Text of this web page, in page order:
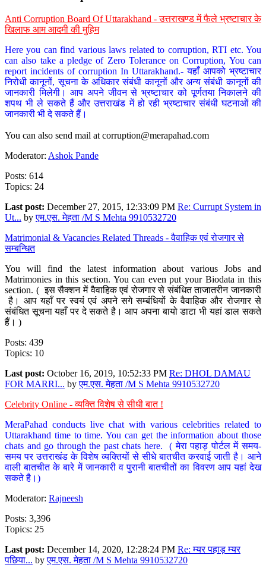
Anti Corruption Board Of Uttarakhand - उत्तराखण्ड में फैले भ्रष्टाचार के
खिलाफ आम आदमी की मुहिम
Here you can find various laws related to corruption, RTI etc. You
can also take a pledge of Zero Tolerance on Corruption, You can
report incidents of corruption In Uttarakhand.- यहाँ आपको भ्रष्टाचार
निरोधी कानूनों, सूचना के अधिकार संबंधी कानूनों और अन्य संबंधी कानूनों की
जानकारी मिलेगी। आप अपने जीवन से भ्रष्टाचार को पूर्णतया निकालने की
शपथ भी ले सकते हैं और उत्तराखंड में हो रही भ्रष्टाचार संबंधी घटनाओं की
जानकारी भी दे सकते हैं।
You can also send mail at corruption@merapahad.com
Moderator: Ashok Pande
Posts: 614
Topics: 24
Last post: December 27, 2015, 12:33:09 PM Re: Currupt System in
Ut... byएम.एस. मेहता /M S Mehta 9910532720
Matrimonial & Vacancies Related Threads - वैवाहिक एवं रोजगार से
सम्बन्धित
You will find the latest information about various Jobs and
Matrimonies in this section. You can even put your Biodata in this
section. ( इस सैक्शन में वैवाहिक एवं रोजगार से संबंधित ताजातरीन जानकारी
है। आप यहाँ पर स्वयं एवं अपने सगे सम्बंधियों के वैवाहिक और रोजगार से
संबंधित सूचना यहाँ पर दे सकते है। आप अपना बायो डाटा भी यहां डाल सकते
हैं। )
Posts: 439
Topics: 10
Last post: October 16, 2019, 10:52:33 PM Re: DHOL DAMAU
FOR MARRI... byएम.एस. मेहता /M S Mehta 9910532720
Celebrity Online - व्यक्ति विशेष से सीधी बात !
MeraPahad conducts live chat with various celebrities related to
Uttarakhand time to time. You can get the information about those
chats and go through the past chats here. ( मेरा पहाड़ पोर्टल में समय-
समय पर उत्तराखंड के विशेष व्यक्तियों से सीधे बातचीत करवाई जाती है। आने
वाली बातचीत के बारे में जानकारी व पुरानी बातचीतों का विवरण आप यहां देख
सकते है।)
Moderator: Rajneesh
Posts: 3,396
Topics: 25
Last post: December 14, 2020, 12:28:24 PM Re: म्यर पहाड़ म्यर
पछिया... byएम.एस. मेहता /M S Mehta 9910532720